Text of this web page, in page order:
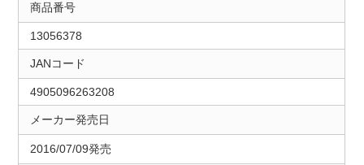
商品番号
13056378
JANコード
4905096263208
メーカー発売日
2016/07/09発売